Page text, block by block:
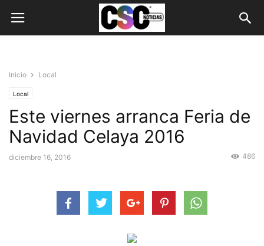
Inicio Local
Local
Este viernes arranca Feria de
Navidad Celaya 2016
diciembre 16, 2016 486